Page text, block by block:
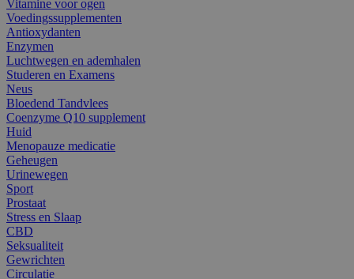
Vitamine voor ogen
Voedingssupplementen
Antioxydanten
Enzymen
Luchtwegen en ademhalen
Studeren en Examens
Neus
Bloedend Tandvlees
Coenzyme Q10 supplement
Huid
Menopauze medicatie
Geheugen
Urinewegen
Sport
Prostaat
Stress en Slaap
CBD
Seksualiteit
Gewrichten
Circulatie